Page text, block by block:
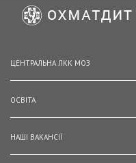
ЦЕНТРАЛЬНА ЛКК МОЗ
ОСВІТА
НАШІ ВАКАНСІЇ